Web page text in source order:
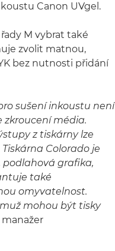
Canon UVgel.
M vybrat také
zvolit matnou,
bez nutnosti přidání
sušení inkoustu není
zkroucení média.
z tiskárny lze
Colorado je
podlahová grafika,
také
omyvatelnost.
mohou být tisky